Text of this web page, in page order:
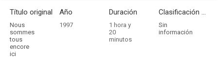
Título original
Nous
sommes
tous
encore
ici
Año
1997
Duración
1 hora y
20
minutos
Clasificación por edades
Sin
información